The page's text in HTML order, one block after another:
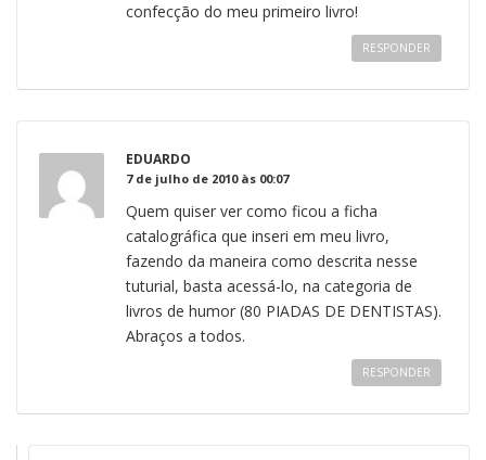
confecção do meu primeiro livro!
RESPONDER
EDUARDO
7 de julho de 2010 às 00:07
Quem quiser ver como ficou a ficha
catalográfica que inseri em meu livro,
fazendo da maneira como descrita nesse
tuturial, basta acessá-lo, na categoria de
livros de humor (80 PIADAS DE DENTISTAS).
Abraços a todos.
RESPONDER